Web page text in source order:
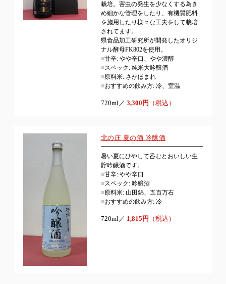
栽培。害虫の発生を少なくする為き
め細かな管理をしたり、有機質肥料
を施用したり様々な工夫をして栽培
されてます。
県食品加工研究所が開発したオリジ
ナル酵母FK802を使用。
■甘辛: やや辛口、やや濃醇
■スペック: 純米大吟醸酒
■原料米: さかほまれ
■おすすめの飲み方: 冷、室温
720ml／ 3,300円 （税込）
北の庄 夏の酒 吟醸酒
暑い夏にひやして呑むとおいしい生
貯吟醸酒です。
■甘辛: やや辛口
■スペック: 吟醸酒
■原料米: 山田錦、五百万石
■おすすめの飲み方: 冷
720ml／ 1,815円 （税込）